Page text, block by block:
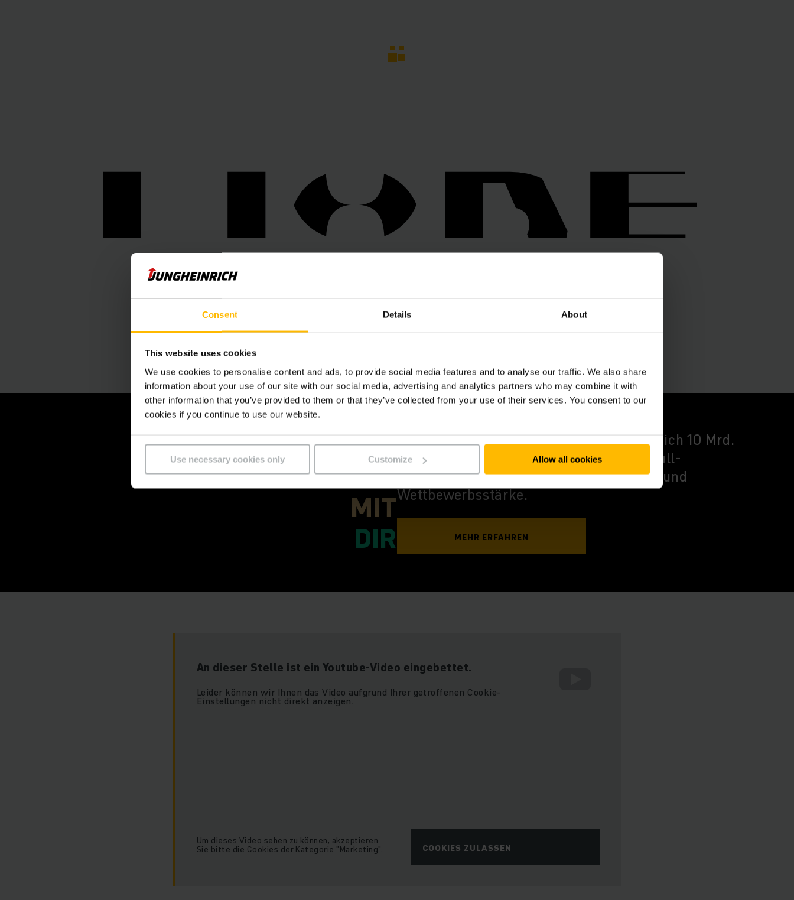
Consent Details About
This website uses cookies
We use cookies to personalise content and ads, to provide social media features and to analyse our traffic. We also share
information about your use of our site with our social media, advertising and analytics partners who may combine it with
other information that you’ve provided to them or that they’ve collected from your use of their services. You consent to our
cookies if you continue to use our website.
Use necessary cookies only Customize Allow all cookies
MORE
MORE
MEHR
WIRKUNG
MIT
DIR
Mit der Strategie 2030+ strebt Jungheinrich 10 Mrd.
€ Umsatz, 10% EBIT-Marge und Netto-Null-
Emissionen bis 2030 an – für Wachstum und
Wettbewerbsstärke.
MEHR ERFAHREN
An dieser Stelle ist ein Youtube-Video eingebettet.
Leider können wir Ihnen das Video aufgrund Ihrer getroffenen Cookie-
Einstellungen nicht direkt anzeigen.
Um dieses Video sehen zu können, akzeptieren
Sie bitte die Cookies der Kategorie "Marketing". COOKIES ZULASSEN